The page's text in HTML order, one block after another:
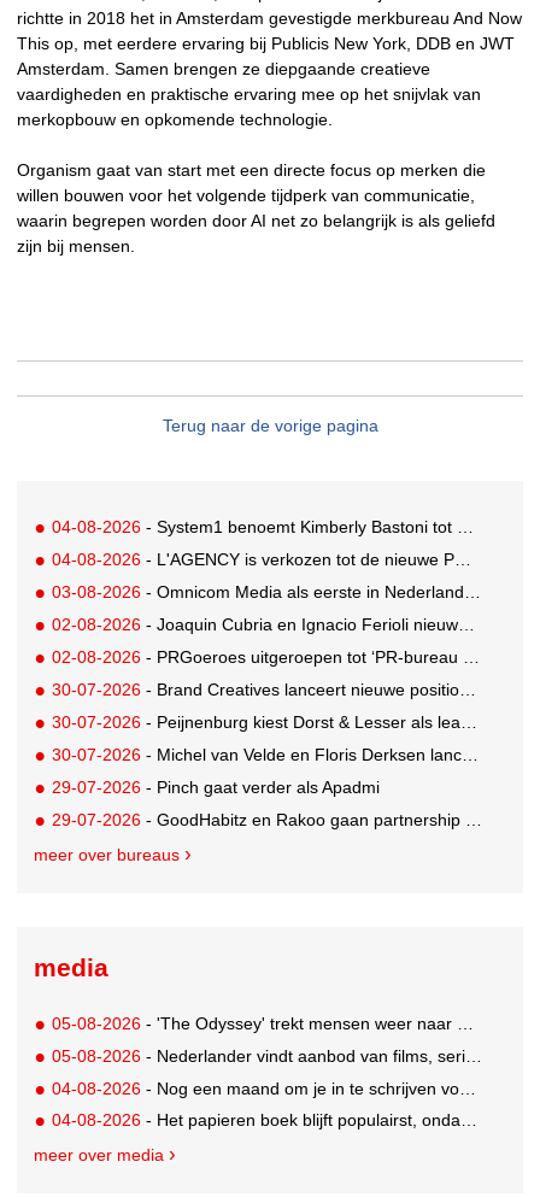
richtte in 2018 het in Amsterdam gevestigde merkbureau And Now
This op, met eerdere ervaring bij Publicis New York, DDB en JWT
Amsterdam. Samen brengen ze diepgaande creatieve
vaardigheden en praktische ervaring mee op het snijvlak van
merkopbouw en opkomende technologie.
Organism gaat van start met een directe focus op merken die
willen bouwen voor het volgende tijdperk van communicatie,
waarin begrepen worden door AI net zo belangrijk is als geliefd
zijn bij mensen.
Terug naar de vorige pagina
04-08-2026 - System1 benoemt Kimberly Bastoni tot Gobal Chief Commercial Officer
04-08-2026 - L'AGENCY is verkozen tot de nieuwe PR-partner van KoRo
03-08-2026 - Omnicom Media als eerste in Nederland actief met advertenties in ChatGPT
02-08-2026 - Joaquin Cubria en Ignacio Ferioli nieuwe Global CCO’s GUT, Renata Neumann Global Head of Production
02-08-2026 - PRGoeroes uitgeroepen tot ‘PR-bureau van het jaar 2026’
30-07-2026 - Brand Creatives lanceert nieuwe positionering: Create to Celebrate
30-07-2026 - Peijnenburg kiest Dorst & Lesser als lead social agency
30-07-2026 - Michel van Velde en Floris Derksen lanceren I.C.Y. group: drie specialistische bureaus, één visie op groei
29-07-2026 - Pinch gaat verder als Apadmi
29-07-2026 - GoodHabitz en Rakoo gaan partnership aan voor geïntegreerde talentontwikkeling
meer over bureaus
media
05-08-2026 - 'The Odyssey' trekt mensen weer naar de bioscoop
05-08-2026 - Nederlander vindt aanbod van films, series en sport vaak versnipperd
04-08-2026 - Nog een maand om je in te schrijven voor de Mercurs 2026
04-08-2026 - Het papieren boek blijft populairst, ondanks digitale alternatieven
meer over media